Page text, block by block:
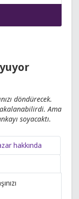
döndürecek.
Ama
soyacaktı.
hakkında